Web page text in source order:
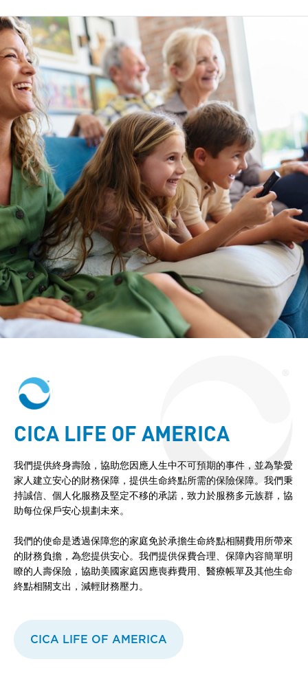
CICA LIFE OF AMERICA
我們提供終身壽險，協助您因應人生中不可預期的事件，並為摯愛
家人建立安心的財務保障，提供生命終點所需的保險保障。我們秉
持誠信、個人化服務及堅定不移的承諾，致力於服務多元族群，協
助每位保戶安心規劃未來。
我們的使命是透過保障您的家庭免於承擔生命終點相關費用所帶來
的財務負擔，為您提供安心。我們提供保費合理、保障內容簡單明
瞭的人壽保險，協助美國家庭因應喪葬費用、醫療帳單及其他生命
終點相關支出，減輕財務壓力。
CICA LIFE OF AMERICA